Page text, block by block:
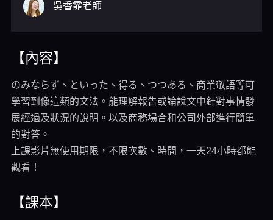
吳香霏老師
【內容】
のみならず、といった、得る、つつある、商業敬語等可
學習到像這類的文法。能理解報告或論說文中針對事情發
展經過及狀況的說明。以及商務場合和公司外部進行簡單
的對答。
上課影片無使用期限，不限次數、時間，一天24小時都能
觀看！
【課本】